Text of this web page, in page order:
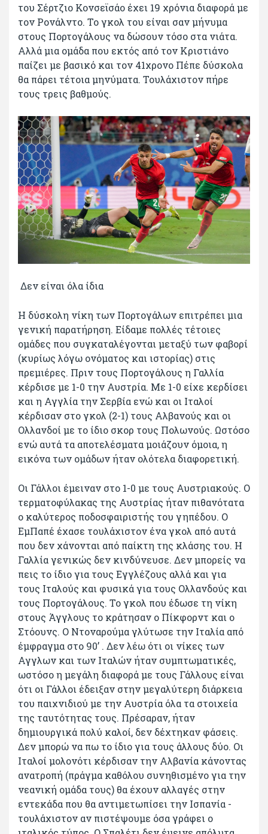
του Σέρτζιο Κονσεϊσάο έχει 19 χρόνια διαφορά με
τον Ρονάλντο. Το γκολ του είναι σαν μήνυμα
στους Πορτογάλους να δώσουν τόσο στα νιάτα.
Αλλά μια ομάδα που εκτός από τον Κριστιάνο
παίζει με βασικό και τον 41χρονο Πέπε δύσκολα
θα πάρει τέτοια μηνύματα. Τουλάχιστον πήρε
τους τρεις βαθμούς.
Δεν είναι όλα ίδια
Η δύσκολη νίκη των Πορτογάλων επιτρέπει μια
γενική παρατήρηση. Είδαμε πολλές τέτοιες
ομάδες που συγκαταλέγονται μεταξύ των φαβορί
(κυρίως λόγω ονόματος και ιστορίας) στις
πρεμιέρες. Πριν τους Πορτογάλους η Γαλλία
κέρδισε με 1-0 την Αυστρία. Με 1-0 είχε κερδίσει
και η Αγγλία την Σερβία ενώ και οι Ιταλοί
κέρδισαν στο γκολ (2-1) τους Αλβανούς και οι
Ολλανδοί με το ίδιο σκορ τους Πολωνούς. Ωστόσο
ενώ αυτά τα αποτελέσματα μοιάζουν όμοια, η
εικόνα των ομάδων ήταν ολότελα διαφορετική.
Οι Γάλλοι έμειναν στο 1-0 με τους Αυστριακούς. Ο
τερματοφύλακας της Αυστρίας ήταν πιθανότατα
ο καλύτερος ποδοσφαιριστής του γηπέδου. Ο
ΕμΠαπέ έχασε τουλάχιστον ένα γκολ από αυτά
που δεν χάνονται από παίκτη της κλάσης του. Η
Γαλλία γενικώς δεν κινδύνευσε. Δεν μπορείς να
πεις το ίδιο για τους Εγγλέζους αλλά και για
τους Ιταλούς και φυσικά για τους Ολλανδούς και
τους Πορτογάλους. Το γκολ που έδωσε τη νίκη
στους Άγγλους το κράτησαν ο Πίκφορντ και ο
Στόουνς. Ο Ντοναρούμα γλύτωσε την Ιταλία από
έμφραγμα στο 90’ . Δεν λέω ότι οι νίκες των
Αγγλων και των Ιταλών ήταν συμπτωματικές,
ωστόσο η μεγάλη διαφορά με τους Γάλλους είναι
ότι οι Γάλλοι έδειξαν στην μεγαλύτερη διάρκεια
του παιχνιδιού με την Αυστρία όλα τα στοιχεία
της ταυτότητας τους. Πρέσαραν, ήταν
δημιουργικά πολύ καλοί, δεν δέχτηκαν φάσεις.
Δεν μπορώ να πω το ίδιο για τους άλλους δύο. Οι
Ιταλοί μολονότι κέρδισαν την Αλβανία κάνοντας
ανατροπή (πράγμα καθόλου συνηθισμένο για την
νεανική ομάδα τους) θα έχουν αλλαγές στην
εντεκάδα που θα αντιμετωπίσει την Ισπανία -
τουλάχιστον αν πιστέψουμε όσα γράφει ο